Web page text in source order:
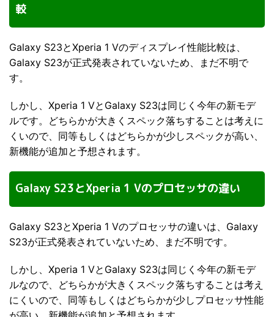
較
Galaxy S23とXperia 1 Vのディスプレイ性能比較は、
Galaxy S23が正式発表されていないため、まだ不明で
す。
しかし、Xperia 1 VとGalaxy S23は同じく今年の新モデ
ルです。どちらかが大きくスペック落ちすることは考えに
くいので、同等もしくはどちらかが少しスペックが高い、
新機能が追加と予想されます。
Galaxy S23とXperia 1 Vのプロセッサの違い
Galaxy S23とXperia 1 Vのプロセッサの違いは、Galaxy
S23が正式発表されていないため、まだ不明です。
しかし、Xperia 1 VとGalaxy S23は同じく今年の新モデ
ルなので、どちらかが大きくスペック落ちすることは考え
にくいので、同等もしくはどちらかが少しプロセッサ性能